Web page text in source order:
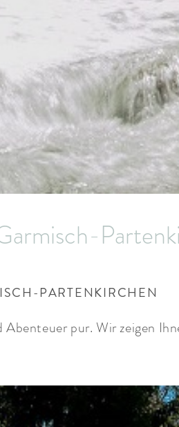
PARTENKIRCHEN
pur. Wir zeigen